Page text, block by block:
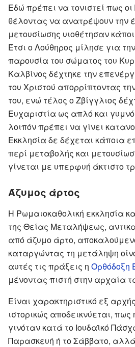
Εδώ πρέπει να τονιστεί πως
θέλοντας να ανατρέψουν την
μετουσίωσης υιοθέτησαν
Έτσι ο Λούθηρος μίλησε για
παρουσία του σώματος του
Καλβίνος δέχτηκε την
του Χριστού απορρίπτοντας
του, ενώ τέλος ο Ζβίγγλιος
Ευχαριστία ως απλό και
λοιπόν πρέπει να γίνει
Εκκλησία δε δέχεται κάποια
περί μεταβολής και
γίνεται με υπερφυή άκτιστο
Άζυμος άρτος
Η Ρωμαιοκαθολική εκκλησία
της Θείας Μεταλήψεως,
από άζυμο άρτο,
καταργώντας τη μετάληψη
αυτές τις πράξεις η Ορθόδοξη
μένοντας πιστή στην αρχαία
Είναι χαρακτηριστικό εξ
ιστορικώς αποδεικνύεται,
γινόταν κατά το Ιουδαϊκό
Παρασκευή ή το Σάββατο,